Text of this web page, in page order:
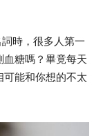
時，很多人第一
糖嗎？畢竟每天
能和你想的不太